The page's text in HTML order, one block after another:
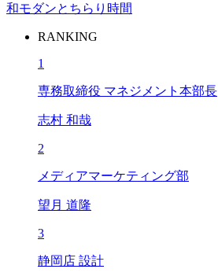
和モダンとちらり時間
RANKING
1
専務取締役 マネジメント本部長
志村 和哉
2
メディアマーケティング部
望月 道隆
3
静岡店 設計